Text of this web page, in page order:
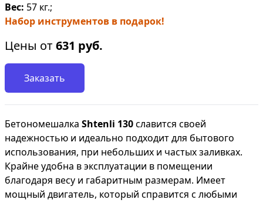
Вес: 57 кг.;
Набор инструментов в подарок!
Цены от631 руб.
Заказать
Бетономешалка Shtenli 130славится своей
надежностью и идеально подходит для бытового
использования, при небольших и частых заливках.
Крайне удобна в эксплуатации в помещении
благодаря весу и габаритным размерам. Имеет
мощный двигатель, который справится с любыми